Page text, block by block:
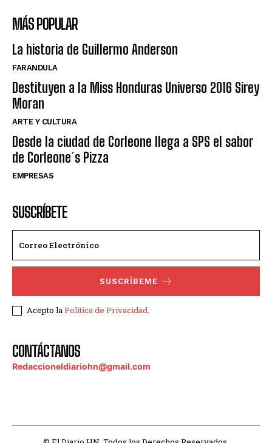
MÁS POPULAR
La historia de Guillermo Anderson
FARANDULA
Destituyen a la Miss Honduras Universo 2016 Sirey
Moran
ARTE Y CULTURA
Desde la ciudad de Corleone llega a SPS el sabor
de Corleone´s Pizza
EMPRESAS
SUSCRÍBETE
SUSCRÍBEME
Acepto laPolítica de Privacidad.
CONTÁCTANOS
Redaccioneldiariohn@gmail.com